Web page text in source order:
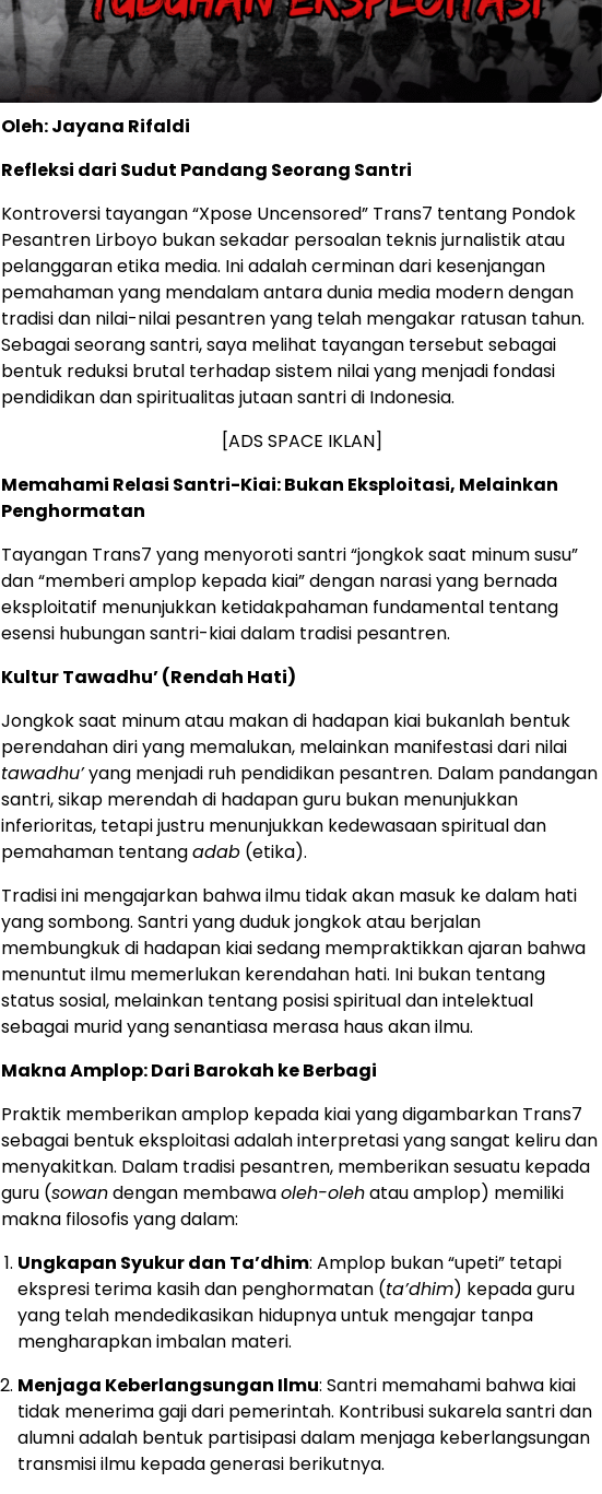
Oleh: Jayana Rifaldi
Refleksi dari Sudut Pandang Seorang Santri
Kontroversi tayangan “Xpose Uncensored” Trans7 tentang Pondok
Pesantren Lirboyo bukan sekadar persoalan teknis jurnalistik atau
pelanggaran etika media. Ini adalah cerminan dari kesenjangan
pemahaman yang mendalam antara dunia media modern dengan
tradisi dan nilai-nilai pesantren yang telah mengakar ratusan tahun.
Sebagai seorang santri, saya melihat tayangan tersebut sebagai
bentuk reduksi brutal terhadap sistem nilai yang menjadi fondasi
pendidikan dan spiritualitas jutaan santri di Indonesia.
[ADS SPACE IKLAN]
Memahami Relasi Santri-Kiai: Bukan Eksploitasi, Melainkan
Penghormatan
Tayangan Trans7 yang menyoroti santri “jongkok saat minum susu”
dan “memberi amplop kepada kiai” dengan narasi yang bernada
eksploitatif menunjukkan ketidakpahaman fundamental tentang
esensi hubungan santri-kiai dalam tradisi pesantren.
Kultur Tawadhu’ (Rendah Hati)
Jongkok saat minum atau makan di hadapan kiai bukanlah bentuk
perendahan diri yang memalukan, melainkan manifestasi dari nilai
tawadhu’yang menjadi ruh pendidikan pesantren. Dalam pandangan
santri, sikap merendah di hadapan guru bukan menunjukkan
inferioritas, tetapi justru menunjukkan kedewasaan spiritual dan
pemahaman tentangadab (etika).
Tradisi ini mengajarkan bahwa ilmu tidak akan masuk ke dalam hati
yang sombong. Santri yang duduk jongkok atau berjalan
membungkuk di hadapan kiai sedang mempraktikkan ajaran bahwa
menuntut ilmu memerlukan kerendahan hati. Ini bukan tentang
status sosial, melainkan tentang posisi spiritual dan intelektual
sebagai murid yang senantiasa merasa haus akan ilmu.
Makna Amplop: Dari Barokah ke Berbagi
Praktik memberikan amplop kepada kiai yang digambarkan Trans7
sebagai bentuk eksploitasi adalah interpretasi yang sangat keliru dan
menyakitkan. Dalam tradisi pesantren, memberikan sesuatu kepada
guru (sowandengan membawaoleh-olehatau amplop) memiliki
makna filosofis yang dalam:
Ungkapan Syukur dan Ta’dhim: Amplop bukan “upeti” tetapi
ekspresi terima kasih dan penghormatan (ta’dhim) kepada guru
yang telah mendedikasikan hidupnya untuk mengajar tanpa
mengharapkan imbalan materi.
Menjaga Keberlangsungan Ilmu: Santri memahami bahwa kiai
tidak menerima gaji dari pemerintah. Kontribusi sukarela santri dan
alumni adalah bentuk partisipasi dalam menjaga keberlangsungan
transmisi ilmu kepada generasi berikutnya.